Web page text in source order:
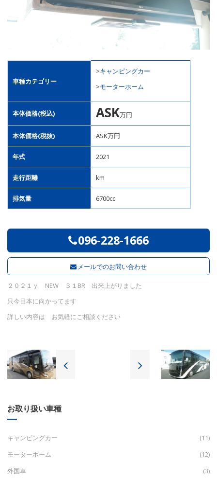
車種カテゴリー
>キャンピングカー
>モーターホーム
本体価格(税込) ASK万円
本体価格(税抜) ASK万円
年式 2021
走行距離 km
排気量 6700cc
096-228-1666
メールでのお問い合わせ
２０２１ｙ NEW ３１BR 出来上がりました
只今日本に向かってます
詳しい内容は お気軽にご相談ください
お取り扱い車種
キャンピングカー
(11)
モーターホーム
(12)
外国車
(3)